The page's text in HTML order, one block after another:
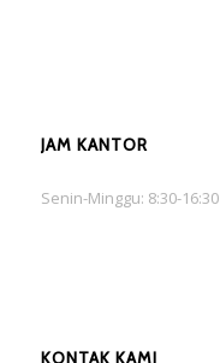
JAM KANTOR
Senin-Minggu: 8:30-16:30
KONTAK KAMI